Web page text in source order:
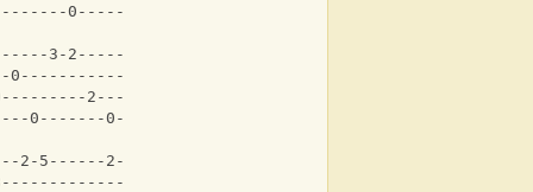
0-----*||
3-2-----3-|
0-------------|
2-----|
0-------0---|
2-5------2-|
|